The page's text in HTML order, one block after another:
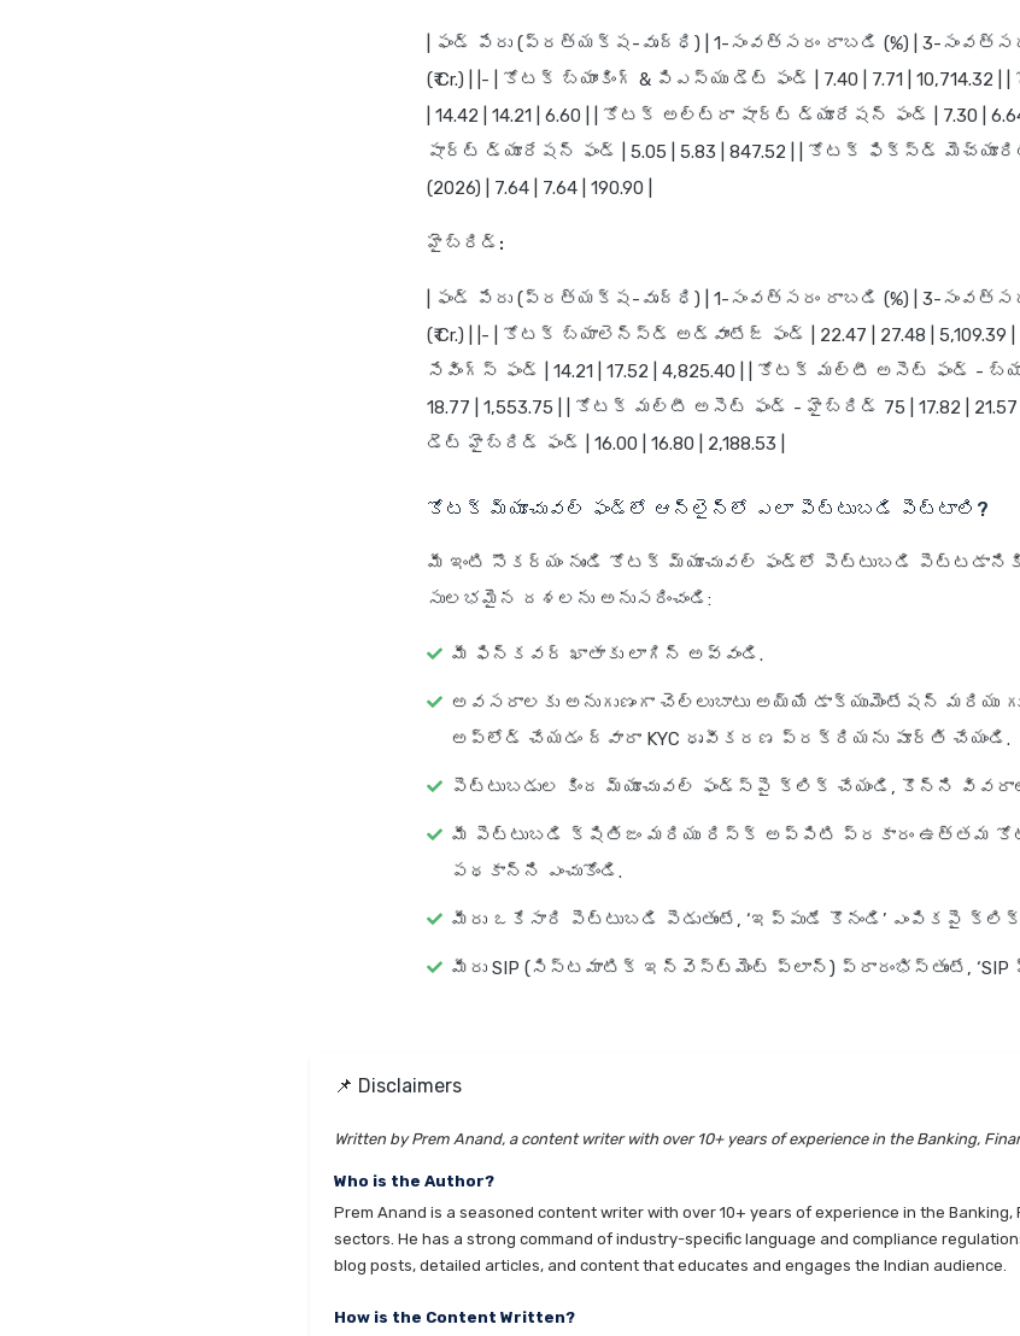
| ఫండ్ పేరు (ప్రత్యక్ష-వృద్ధి) | 1-సంవత్సరం రాబడి (%) | 3-
(₹ Cr.) | |- | కోటక్ బ్యాంకింగ్ & పిఎస్‌యు డెట్ ఫండ్ | 7.40 | 7.71 |
| 14.42 | 14.21 | 6.60 | | కోటక్ అల్ట్రా షార్ట్ డ్యూరేషన్ ఫండ్ | 7.30 |
షార్ట్ డ్యూరేషన్ ఫండ్ | 5.05 | 5.83 | 847.52 | | కోటక్ ఫిక్స్‌డ్
(2026) | 7.64 | 7.64 | 190.90 |
హైబ్రిడ్:
| ఫండ్ పేరు (ప్రత్యక్ష-వృద్ధి) | 1-సంవత్సరం రాబడి (%) | 3-
(₹ Cr.) | |- | కోటక్ బ్యాలెన్స్‌డ్ అడ్వాంటేజ్ ఫండ్ | 22.47 | 27.48 |
సేవింగ్స్ ఫండ్ | 14.21 | 17.52 | 4,825.40 | | కోటక్ మల్టీ అసెట్ ఫండ్ -
18.77 | 1,553.75 | | కోటక్ మల్టీ అసెట్ ఫండ్ - హైబ్రిడ్ 75 | 17.82 | 21.57
డెట్ హైబ్రిడ్ ఫండ్ | 16.00 | 16.80 | 2,188.53 |
కోటక్ మ్యూచువల్ ఫండ్‌లో ఆన్‌లైన్‌లో ఎలా పెట్టుబడి పెట్టాలి?
మీ ఇంటి సౌకర్యం నుండి కోటక్ మ్యూచువల్ ఫండ్‌లో పెట్టుబడి
సులభమైన దశలను అనుసరించండి:
మీ ఫిన్‌కవర్ ఖాతాకు లాగిన్ అవ్వండి.
అవసరాలకు అనుగుణంగా చెల్లుబాటు అయ్యే డాక్యుమెంటేషన్ మరియు
అప్‌లోడ్ చేయడం ద్వారా KYC ధృవీకరణ ప్రక్రియను పూర్తి చేయండి.
పెట్టుబడుల కింద మ్యూచువల్ ఫండ్స్‌పై క్లిక్ చేయండి, కొన్ని
మీ పెట్టుబడి క్షితిజం మరియు రిస్క్ అప్పిటి ప్రకారం ఉత్తమ
పథకాన్ని ఎంచుకోండి.
మీరు ఒకేసారి పెట్టుబడి పెడుతుంటే, ‘ఇప్పుడే కొనండి’ ఎంపికపై
మీరు SIP (సిస్టమాటిక్ ఇన్వెస్ట్‌మెంట్ ప్లాన్) ప్రారంభిస్తుంటే, ‘SIP
📌 Disclaimers
Written by Prem Anand, a content writer with over 10+ years of experience in the Banking,
Who is the Author?
Prem Anand is a seasoned content writer with over 10+ years of experience in the Banking,
sectors. He has a strong command of industry-specific language and compliance
blog posts, detailed articles, and content that educates and engages the Indian audience.
How is the Content Written?